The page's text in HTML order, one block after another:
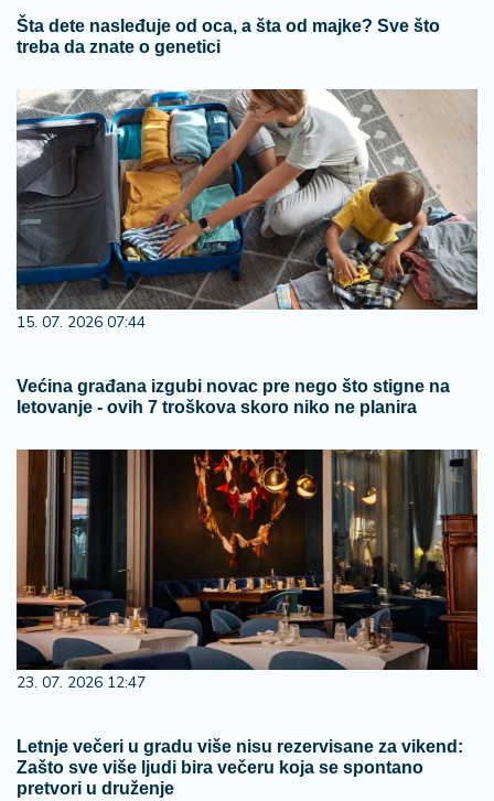
Šta dete nasleđuje od oca, a šta od majke? Sve što
treba da znate o genetici
15. 07. 2026 07:44
Većina građana izgubi novac pre nego što stigne na
letovanje - ovih 7 troškova skoro niko ne planira
23. 07. 2026 12:47
Letnje večeri u gradu više nisu rezervisane za vikend:
Zašto sve više ljudi bira večeru koja se spontano
pretvori u druženje